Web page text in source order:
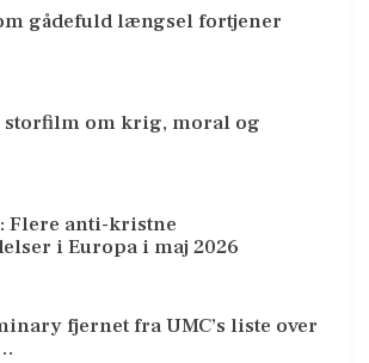
gådefuld længsel fortjener
storfilm om krig, moral og
Flere anti-kristne
i Europa i maj 2026
fjernet fra UMC’s liste over